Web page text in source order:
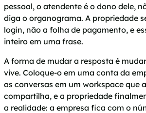
pessoal, o atendente é o dono dele,
diga o organograma. A propriedade
login, não a folha de pagamento, e
inteiro em uma frase.
A forma de mudar a resposta é
vive. Coloque-o em uma conta da
as conversas em um workspace que
compartilha, e a propriedade
a realidade: a empresa fica com o